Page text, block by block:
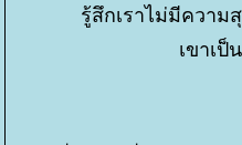
รู้สึกเราไม่มีความ
เขาเ